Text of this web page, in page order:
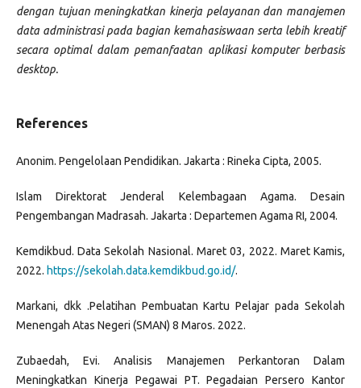
dengan tujuan meningkatkan kinerja pelayanan dan manajemen
data administrasi pada bagian kemahasiswaan serta lebih kreatif
secara optimal dalam pemanfaatan aplikasi komputer berbasis
desktop.
References
Anonim. Pengelolaan Pendidikan. Jakarta : Rineka Cipta, 2005.
Islam Direktorat Jenderal Kelembagaan Agama. Desain
Pengembangan Madrasah. Jakarta : Departemen Agama RI, 2004.
Kemdikbud. Data Sekolah Nasional. Maret 03, 2022. Maret Kamis,
2022. https://sekolah.data.kemdikbud.go.id/.
Markani, dkk .Pelatihan Pembuatan Kartu Pelajar pada Sekolah
Menengah Atas Negeri (SMAN) 8 Maros. 2022.
Zubaedah, Evi. Analisis Manajemen Perkantoran Dalam
Meningkatkan Kinerja Pegawai PT. Pegadaian Persero Kantor